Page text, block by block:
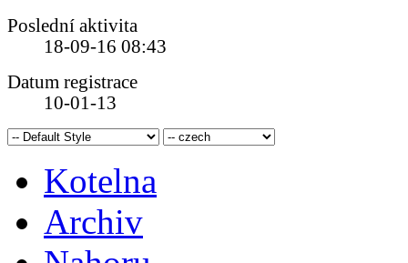
Poslední aktivita
18-09-16 08:43
Datum registrace
10-01-13
Kotelna
Archiv